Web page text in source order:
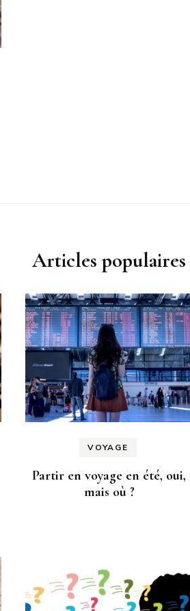
Articles populaires
VOYAGE
Partir en voyage en été, oui,
mais où ?